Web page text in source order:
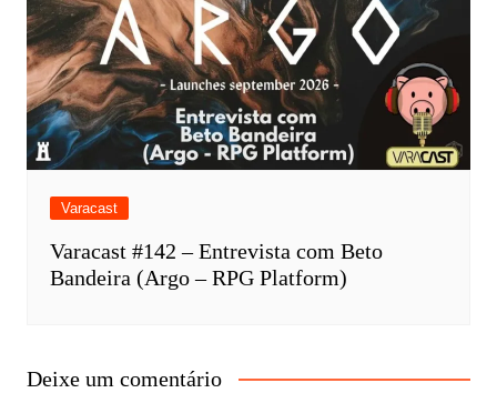
Varacast
Varacast #142 – Entrevista com Beto
Bandeira (Argo – RPG Platform)
Deixe um comentário